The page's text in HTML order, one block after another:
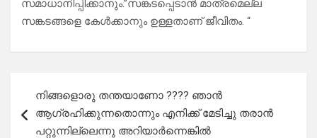
സമാധാനിപ്പിക്കാനും.”സങ്കടപ്പെടാൻ മാത്രമെല്ല
സങ്കടങ്ങളെ കേൾക്കാനും ഉള്ളതാണ് ജീവിതം. “
navigation
നിങ്ങളൊരു തന്തയാണോ ???? ഞാൻ
ആഗ്രഹിക്കുന്നതൊന്നും എനിക്ക് മേടിച്ചു തരാൻ
പറ്റുന്നില്ലെന്നു അറിയാർന്നെങ്കിൽ